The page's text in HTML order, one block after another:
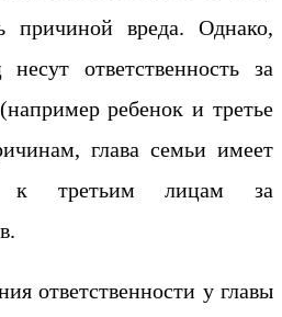
причиной вреда. Однако,
ответственность за
ребенок и третье
глава семьи имеет
к третьим лицам за
ответственности у главы